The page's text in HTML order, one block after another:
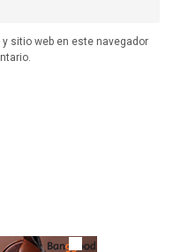
sitio web en este navegador